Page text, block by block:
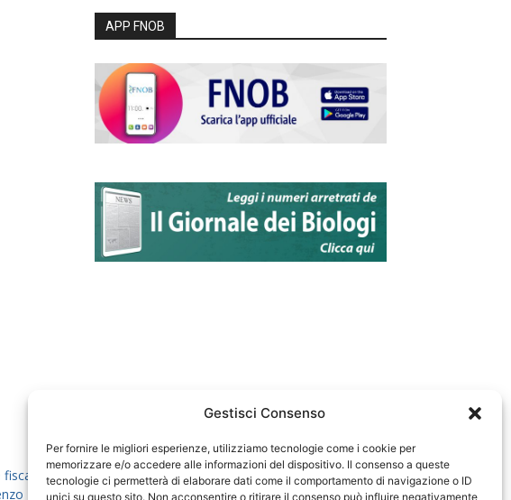
Gestisci Consenso
Per fornire le migliori esperienze, utilizziamo tecnologie come i cookie per
memorizzare e/o accedere alle informazioni del dispositivo. Il consenso a queste
tecnologie ci permetterà di elaborare dati come il comportamento di navigazione o ID
unici su questo sito. Non acconsentire o ritirare il consenso può influire negativamente
APP FNOB
80069130583
D'Anna